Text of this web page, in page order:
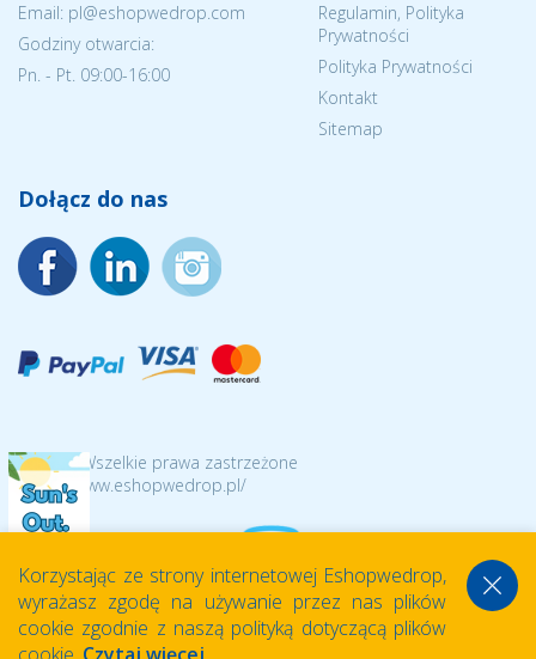
Email: pl@eshopwedrop.com
Godziny otwarcia:
Pn. - Pt. 09:00-16:00
Regulamin, Polityka
Prywatności
Polityka Prywatności
Kontakt
Sitemap
Dołącz do nas
© 2026 Wszelkie prawa zastrzeżone
https://www.eshopwedrop.pl/
Korzystając ze strony internetowej Eshopwedrop,
wyrażasz zgodę na używanie przez nas plików
cookie zgodnie z naszą polityką dotyczącą plików